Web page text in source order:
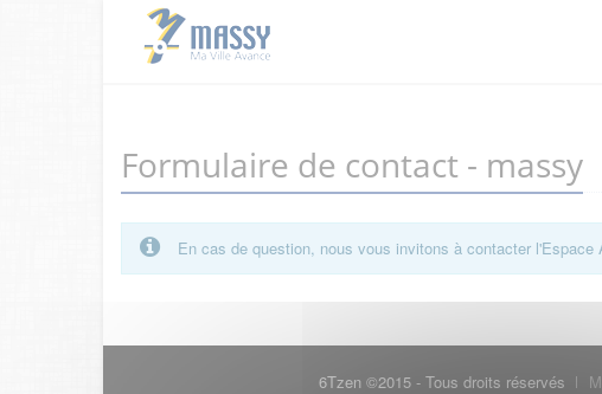
Formulaire de contact - massy
En cas de question, nous vous invitons à contacter
6Tzen ©2015 - Tous droits réservés